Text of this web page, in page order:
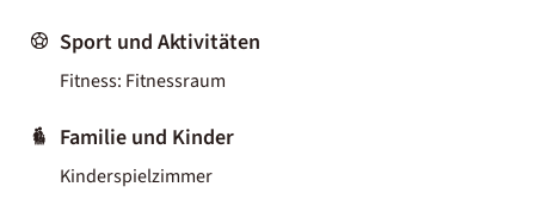
Sport und Aktivitäten
Fitness: Fitnessraum
Familie und Kinder
Kinderspielzimmer